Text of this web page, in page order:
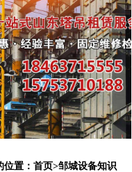
位置： 首页>邹城设备知识